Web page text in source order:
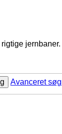
Avanceret